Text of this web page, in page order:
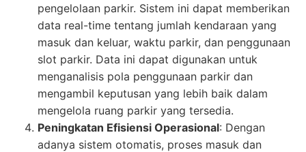
pengelolaan parkir. Sistem ini dapat memberikan
data real-time tentang jumlah kendaraan yang
masuk dan keluar, waktu parkir, dan penggunaan
slot parkir. Data ini dapat digunakan untuk
menganalisis pola penggunaan parkir dan
mengambil keputusan yang lebih baik dalam
mengelola ruang parkir yang tersedia.
Peningkatan Efisiensi Operasional: Dengan
adanya sistem otomatis, proses masuk dan